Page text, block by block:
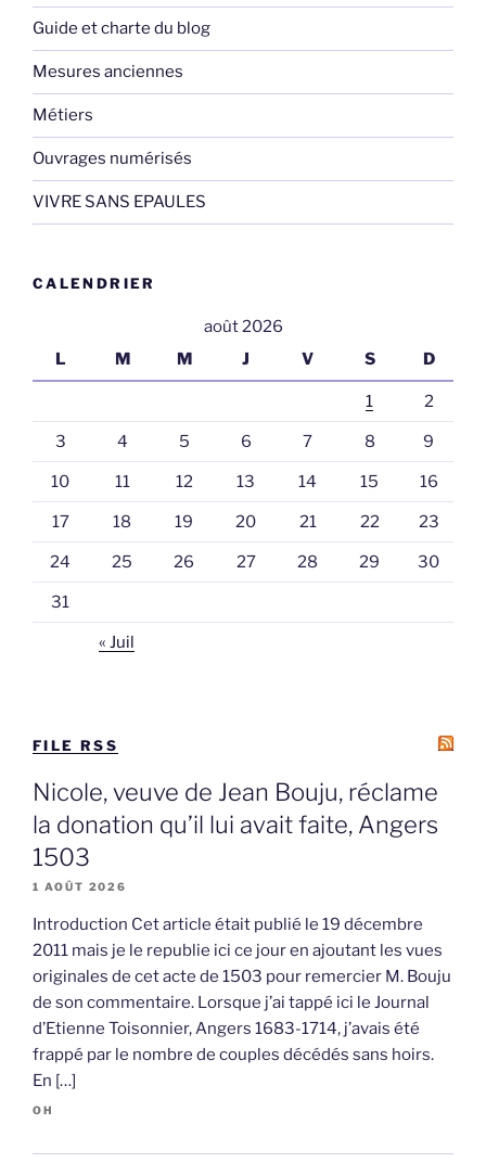
Guide et charte du blog
Mesures anciennes
Métiers
Ouvrages numérisés
VIVRE SANS EPAULES
CALENDRIER
août 2026
L
M M J V S D
1 2
3 4 5 6 7 8 9
10 11 12 13 14 15 16
17 18 19 20 21 22 23
24 25 26 27 28 29 30
31
« Juil
FILE RSS
Nicole, veuve de Jean Bouju, réclame
la donation qu’il lui avait faite, Angers
1503
1 AOÛT 2026
Introduction Cet article était publié le 19 décembre
2011 mais je le republie ici ce jour en ajoutant les vues
originales de cet acte de 1503 pour remercier M. Bouju
de son commentaire. Lorsque j’ai tappé ici le Journal
d’Etienne Toisonnier, Angers 1683-1714, j’avais été
frappé par le nombre de couples décédés sans hoirs.
En […]
OH